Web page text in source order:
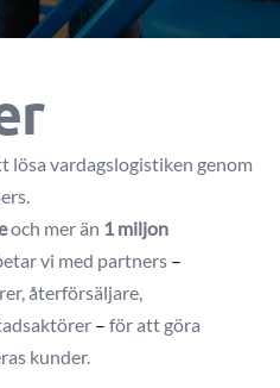
lösa vardagslogistiken genom
och mer än 1 miljon
vi med partners –
återförsäljare,
– för att göra
kunder.